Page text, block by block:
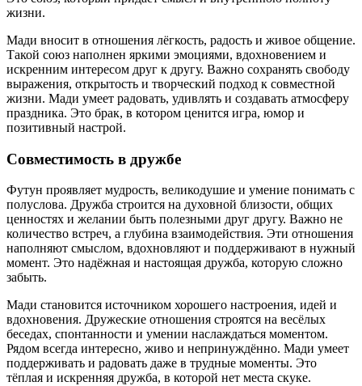
жизни.
Мади вносит в отношения лёгкость, радость и живое общение.
Такой союз наполнен яркими эмоциями, вдохновением и
искренним интересом друг к другу. Важно сохранять свободу
выражения, открытость и творческий подход к совместной
жизни. Мади умеет радовать, удивлять и создавать атмосферу
праздника. Это брак, в котором ценится игра, юмор и
позитивный настрой.
Совместимость в дружбе
Футун проявляет мудрость, великодушие и умение понимать с
полуслова. Дружба строится на духовной близости, общих
ценностях и желании быть полезными друг другу. Важно не
количество встреч, а глубина взаимодействия. Эти отношения
наполняют смыслом, вдохновляют и поддерживают в нужный
момент. Это надёжная и настоящая дружба, которую сложно
забыть.
Мади становится источником хорошего настроения, идей и
вдохновения. Дружеские отношения строятся на весёлых
беседах, спонтанности и умении наслаждаться моментом.
Рядом всегда интересно, живо и непринуждённо. Мади умеет
поддерживать и радовать даже в трудные моменты. Это
тёплая и искренняя дружба, в которой нет места скуке.